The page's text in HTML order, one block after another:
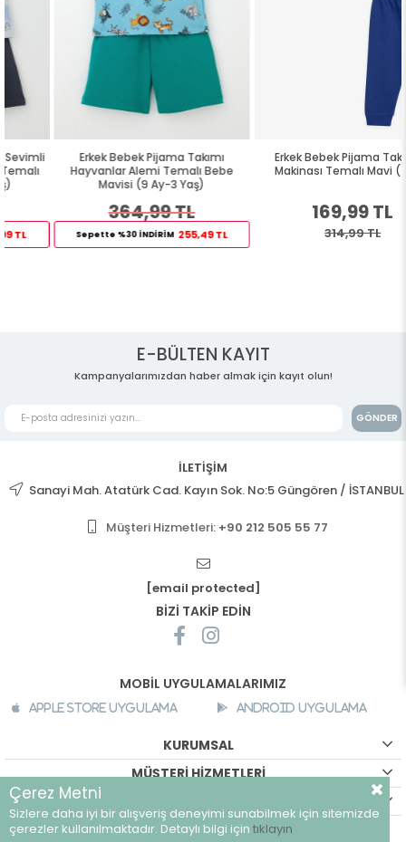
Erkek Bebek Pijama Takımı
Hayvanlar Alemi Temalı Bebe
Mavisi (9 Ay-3 Yaş)
364,99 TL
Sepette %30 İNDİRİM 255,49 TL
Erkek Bebek Pijama Takımı İş
Makinası Temalı Mavi (4 Ay)
169,99 TL
314,99 TL
E-BÜLTEN KAYIT
Kampanyalarımızdan haber almak için kayıt olun!
GÖNDER
İLETİŞİM
Sanayi Mah. Atatürk Cad. Kayın Sok. No:5 Güngören / İSTANBUL
Müşteri Hizmetleri: +90 212 505 55 77
[email protected]
BİZİ TAKİP EDİN
MOBİL UYGULAMALARIMIZ
Apple Store Uygulama Android Uygulama
KURUMSAL
MÜŞTERİ HİZMETLERİ
©breeze.com.tr - Tüm hakları saklıdır.
Çerez Metni
Sizlere daha iyi bir alışveriş deneyimi sunabilmek için sitemizde
çerezler kullanılmaktadır. Detaylı bilgi için tıklayın